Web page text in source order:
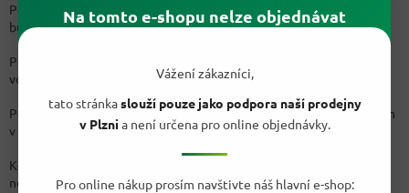
Na tomto e-shopu nelze objednávat
Vážení zákazníci,
tato stránkaslouží pouze jako podpora naší prodejny
v Plznia není určena pro online objednávky.
Pro online nákup prosím navštivte náš hlavní e-shop:
Pokud si na Štědrý den potřete tváře medem, zajistíte si tím, že
budete po celý příští rok sladcí a budou vás mít všichni rádi.
Pokud dívky tajně získají devět patek z vánoček, do roka se určitě
vdají.
Pokud se na Štědrý večer proběhnete bosí po sněhu, nemoci se vám
v příštím roce budou vyhýbat.
Kdo pod štědrovečerním stolem šlápne bosou nohou na sekeru,
nebudou ho bolet nohy a celý rok zůstane zdráv.